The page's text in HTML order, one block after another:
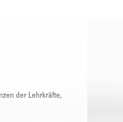
der Lehrkräfte,